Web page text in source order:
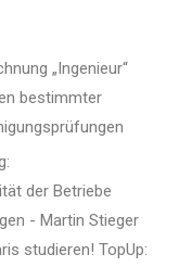
„Ingenieur“
bestimmter
der Betriebe
- Martin Stieger
studieren! TopUp: